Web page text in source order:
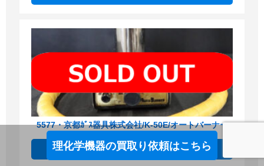
5577・京都ｶﾞｽ器具株式会社/K-50E/オートバーナー
再入荷の通知を希望する
理化学機器の買取り依頼はこちら